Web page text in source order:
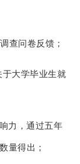
查问卷反馈；
大学毕业生就
力，通过五年
量得出；